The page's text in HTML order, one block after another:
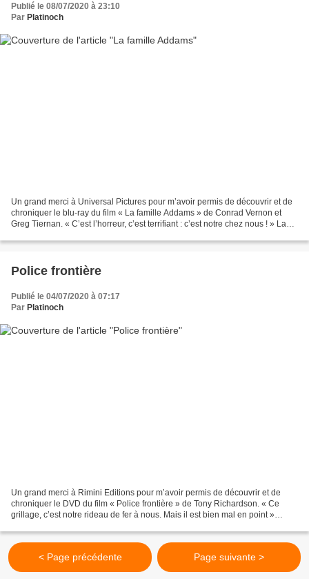
Publié le 08/07/2020 à 23:10
Par Platinoch
Un grand merci à Universal Pictures pour m’avoir permis de découvrir et de
chroniquer le blu-ray du film « La famille Addams » de Conrad Vernon et
Greg Tiernan. « C’est l’horreur, c’est terrifiant : c’est notre chez nous ! » La
Police frontière
Publié le 04/07/2020 à 07:17
Par Platinoch
Un grand merci à Rimini Editions pour m’avoir permis de découvrir et de
chroniquer le DVD du film « Police frontière » de Tony Richardson. « Ce
grillage, c’est notre rideau de fer à nous. Mais il est bien mal en point »
< Page précédente Page suivante >